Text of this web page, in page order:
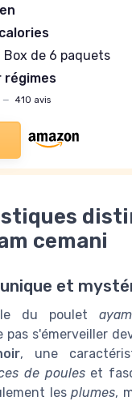
Box de 6 paquets
régimes
— 410 avis
cemani
et
du poulet
pas s'émerveiller
, une
de pouleset
les plumes,